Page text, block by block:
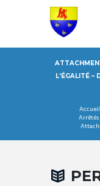
L’ÉGALITÉ –
Accueil